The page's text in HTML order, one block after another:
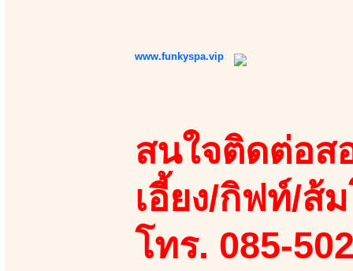
www.funkyspa.vip
สนใจติดต่อส
เอี้ยง/กิฟท์/ส้
โทร. 085-